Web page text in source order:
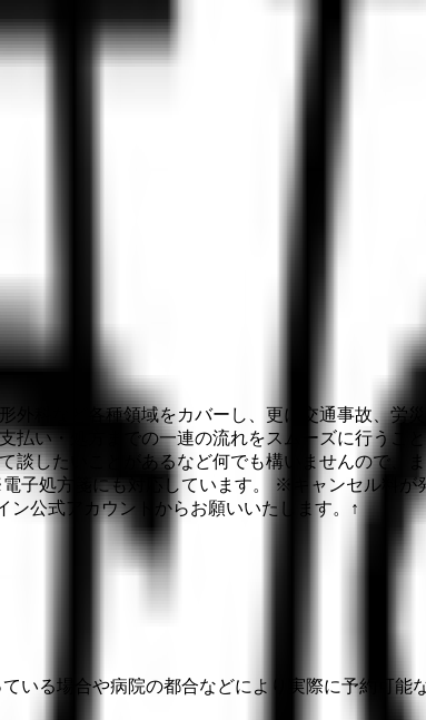
外科など各種領域をカバーし、更に交通事故、労
払い・処方までの一連の流れをスムーズに行うこ
談したいことがあるなど何でも構いませんので
子処方箋にも対応しています。 ※キャンセル料
公式アカウントからお願いいたします。↑
いる場合や病院の都合などにより実際に予約可能